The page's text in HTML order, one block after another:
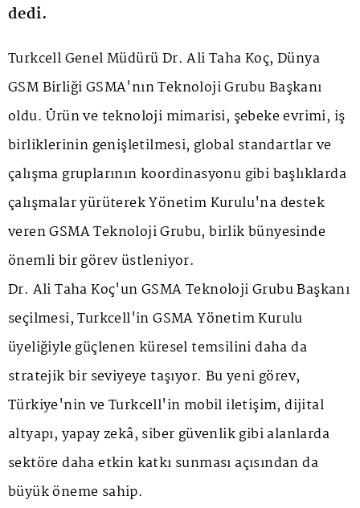
dedi.
Turkcell Genel Müdürü Dr. Ali Taha Koç, Dünya
GSM Birliği GSMA'nın Teknoloji Grubu Başkanı
oldu. Ürün ve teknoloji mimarisi, şebeke evrimi, iş
birliklerinin genişletilmesi, global standartlar ve
çalışma gruplarının koordinasyonu gibi başlıklarda
çalışmalar yürüterek Yönetim Kurulu'na destek
veren GSMA Teknoloji Grubu, birlik bünyesinde
önemli bir görev üstleniyor.
Dr. Ali Taha Koç'un GSMA Teknoloji Grubu Başkanı
seçilmesi, Turkcell'in GSMA Yönetim Kurulu
üyeliğiyle güçlenen küresel temsilini daha da
stratejik bir seviyeye taşıyor. Bu yeni görev,
Türkiye'nin ve Turkcell'in mobil iletişim, dijital
altyapı, yapay zekâ, siber güvenlik gibi alanlarda
sektöre daha etkin katkı sunması açısından da
büyük öneme sahip.